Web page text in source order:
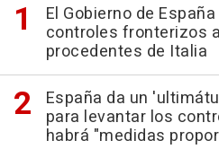
El Gobierno de
controles fronterizos
procedentes de Italia
España da un
para levantar los
habrá "medidas